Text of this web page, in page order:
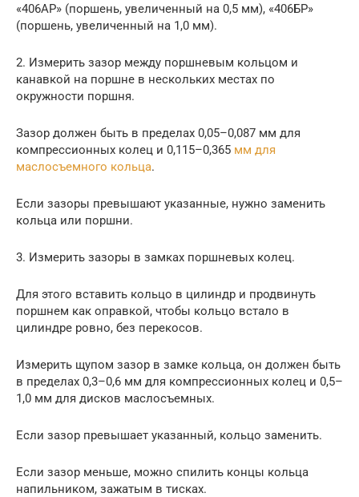
«406АР» (поршень, увеличенный на 0,5 мм), «406БР»
(поршень, увеличенный на 1,0 мм).
2. Измерить зазор между поршневым кольцом и
канавкой на поршне в нескольких местах по
окружности поршня.
Зазор должен быть в пределах 0,05–0,087 мм для
компрессионных колец и 0,115–0,365 мм для
маслосъемного кольца.
Если зазоры превышают указанные, нужно заменить
кольца или поршни.
3. Измерить зазоры в замках поршневых колец.
Для этого вставить кольцо в цилиндр и продвинуть
поршнем как оправкой, чтобы кольцо встало в
цилиндре ровно, без перекосов.
Измерить щупом зазор в замке кольца, он должен быть
в пределах 0,3–0,6 мм для компрессионных колец и 0,5–
1,0 мм для дисков маслосъемных.
Если зазор превышает указанный, кольцо заменить.
Если зазор меньше, можно спилить концы кольца
напильником, зажатым в тисках.